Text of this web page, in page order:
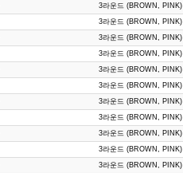
3라운드 (BROWN, PINK)
3라운드 (BROWN, PINK)
3라운드 (BROWN, PINK)
3라운드 (BROWN, PINK)
3라운드 (BROWN, PINK)
3라운드 (BROWN, PINK)
3라운드 (BROWN, PINK)
3라운드 (BROWN, PINK)
3라운드 (BROWN, PINK)
3라운드 (BROWN, PINK)
3라운드 (BROWN, PINK)